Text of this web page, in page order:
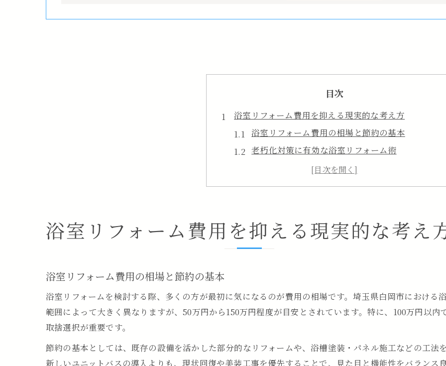
目次
浴室リフォーム費用を抑える現実的な考え方
浴室リフォーム費用の相場と節約の基本
老朽化対策に有効な浴室リフォーム術
浴室リフォーム費用を抑える優先順位の付け方
無駄な出費を防ぐ浴室リフォームのコツ
100万円予算の浴室リフォーム実現法
100万円以内で叶う浴室リフォームの実例
必要な工事だけに絞る浴室リフォーム費用管理
浴室リフォーム費用を100万円内に収める方法
地元で浴室リフォーム費用を抑える方法
白岡市の浴室リフォーム費用最適化のポイント
浴室リフォーム費用を抑える現実的な考え
浴室リフォーム費用の相場と節約の基本
浴室リフォームを検討する際、多くの方が最初に気になるのが費用の相場です。埼玉県白岡市における
範囲によって大きく異なりますが、50万円から150万円程度が目安とされています。特に、100万円以
取捨選択が重要です。
節約の基本としては、既存の設備を活かした部分的なリフォームや、浴槽塗装・パネル施工などの工法
新しいユニットバスの導入よりも、現状回復や美装工事を優先することで、見た目と機能性をバランス